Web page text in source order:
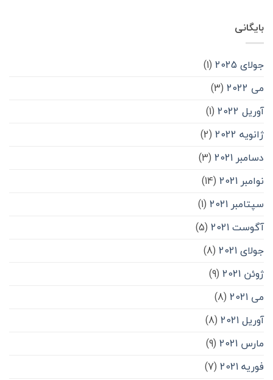
بایگانی
جولای 2025
(1)
می 2022
(3)
آوریل 2022
(1)
ژانویه 2022
(2)
دسامبر 2021
(3)
نوامبر 2021
(14)
سپتامبر 2021
(1)
آگوست 2021
(5)
جولای 2021
(8)
ژوئن 2021
(9)
می 2021
(8)
آوریل 2021
(8)
مارس 2021
(9)
فوریه 2021
(7)